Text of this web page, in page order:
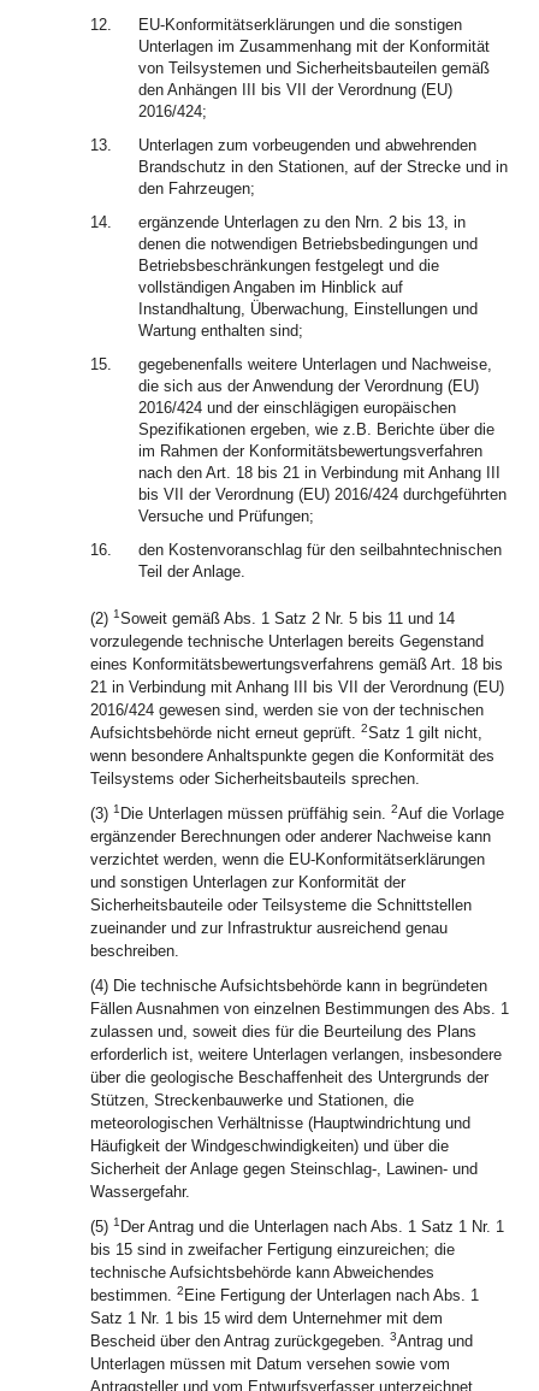
12.
EU-Konformitätserklärungen und die sonstigen
Unterlagen im Zusammenhang mit der Konformität
von Teilsystemen und Sicherheitsbauteilen gemäß
den Anhängen III bis VII der Verordnung (EU)
2016/424;
13.
Unterlagen zum vorbeugenden und abwehrenden
Brandschutz in den Stationen, auf der Strecke und in
den Fahrzeugen;
14.
ergänzende Unterlagen zu den Nrn. 2 bis 13, in
denen die notwendigen Betriebsbedingungen und
Betriebsbeschränkungen festgelegt und die
vollständigen Angaben im Hinblick auf
Instandhaltung, Überwachung, Einstellungen und
Wartung enthalten sind;
15.
gegebenenfalls weitere Unterlagen und Nachweise,
die sich aus der Anwendung der Verordnung (EU)
2016/424 und der einschlägigen europäischen
Spezifikationen ergeben, wie z.B. Berichte über die
im Rahmen der Konformitätsbewertungsverfahren
nach den Art. 18 bis 21 in Verbindung mit Anhang III
bis VII der Verordnung (EU) 2016/424 durchgeführten
Versuche und Prüfungen;
16.
den Kostenvoranschlag für den seilbahntechnischen
Teil der Anlage.
(2) 1Soweit gemäß Abs. 1 Satz 2 Nr. 5 bis 11 und 14
vorzulegende technische Unterlagen bereits Gegenstand
eines Konformitätsbewertungsverfahrens gemäß Art. 18 bis
21 in Verbindung mit Anhang III bis VII der Verordnung (EU)
2016/424 gewesen sind, werden sie von der technischen
Aufsichtsbehörde nicht erneut geprüft. 2Satz 1 gilt nicht,
wenn besondere Anhaltspunkte gegen die Konformität des
Teilsystems oder Sicherheitsbauteils sprechen.
(3) 1 Die Unterlagen müssen prüffähig sein. 2Auf die Vorlage
ergänzender Berechnungen oder anderer Nachweise kann
verzichtet werden, wenn die EU-Konformitätserklärungen
und sonstigen Unterlagen zur Konformität der
Sicherheitsbauteile oder Teilsysteme die Schnittstellen
zueinander und zur Infrastruktur ausreichend genau
beschreiben.
(4) Die technische Aufsichtsbehörde kann in begründeten
Fällen Ausnahmen von einzelnen Bestimmungen des Abs. 1
zulassen und, soweit dies für die Beurteilung des Plans
erforderlich ist, weitere Unterlagen verlangen, insbesondere
über die geologische Beschaffenheit des Untergrunds der
Stützen, Streckenbauwerke und Stationen, die
meteorologischen Verhältnisse (Hauptwindrichtung und
Häufigkeit der Windgeschwindigkeiten) und über die
Sicherheit der Anlage gegen Steinschlag-, Lawinen- und
Wassergefahr.
(5) 1 Der Antrag und die Unterlagen nach Abs. 1 Satz 1 Nr. 1
bis 15 sind in zweifacher Fertigung einzureichen; die
technische Aufsichtsbehörde kann Abweichendes
bestimmen. 2 Eine Fertigung der Unterlagen nach Abs. 1
Satz 1 Nr. 1 bis 15 wird dem Unternehmer mit dem
Bescheid über den Antrag zurückgegeben. 3Antrag und
Unterlagen müssen mit Datum versehen sowie vom
Antragsteller und vom Entwurfsverfasser unterzeichnet